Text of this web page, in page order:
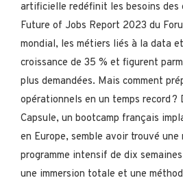
artificielle redéfinit les besoins des
Future of Jobs Report 2023 du
mondial, les métiers liés à la data
croissance de 35 % et figurent
plus demandées. Mais comment
opérationnels en un temps record ?
Capsule, un bootcamp français
en Europe, semble avoir trouvé une
programme intensif de dix
une immersion totale et une